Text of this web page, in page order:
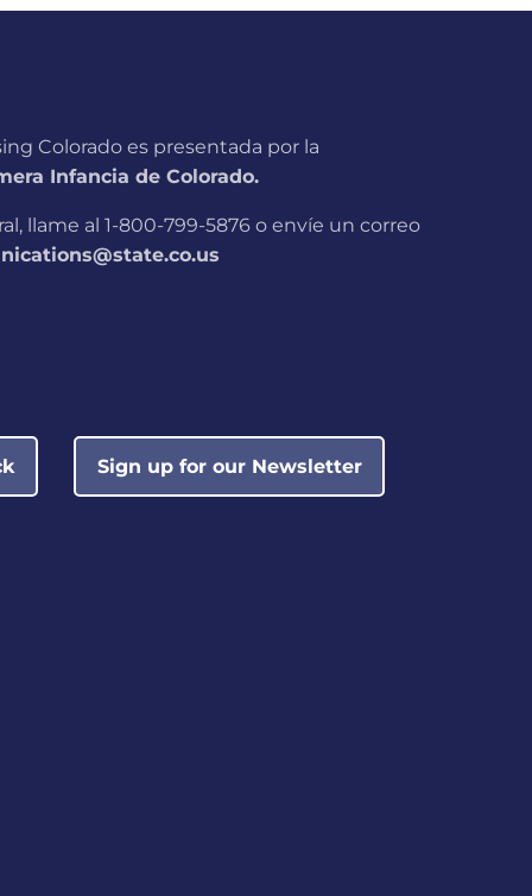
Colorado es presentada por la
Infancia de Colorado.
llame al 1-800-799-5876 o envíe un correo
Sign up for our Newsletter